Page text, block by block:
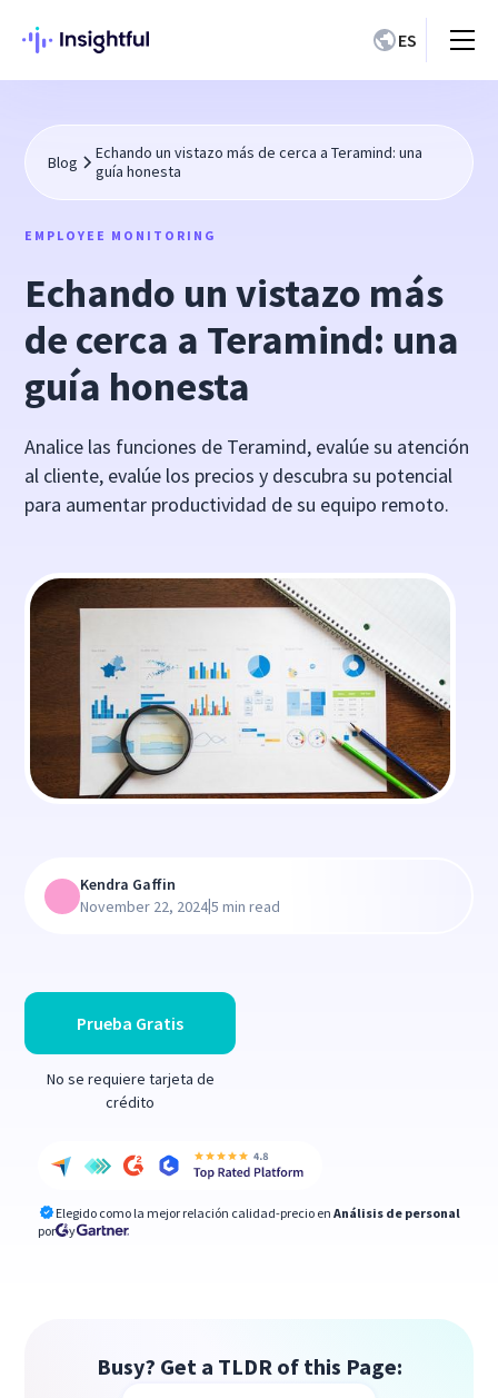
ES
Blog
Echando un vistazo más de cerca a Teramind: una
guía honesta
EMPLOYEE MONITORING
Echando un vistazo más
de cerca a Teramind: una
guía honesta
Analice las funciones de Teramind, evalúe su atención
al cliente, evalúe los precios y descubra su potencial
para aumentar productividad de su equipo remoto.
Prueba Gratis
No se requiere tarjeta de
crédito
Elegido como la mejor relación calidad-precio en Análisis de personal
por
y
Kendra Gaffin
November 22, 2024|5 min read
Busy? Get a TLDR of this Page: